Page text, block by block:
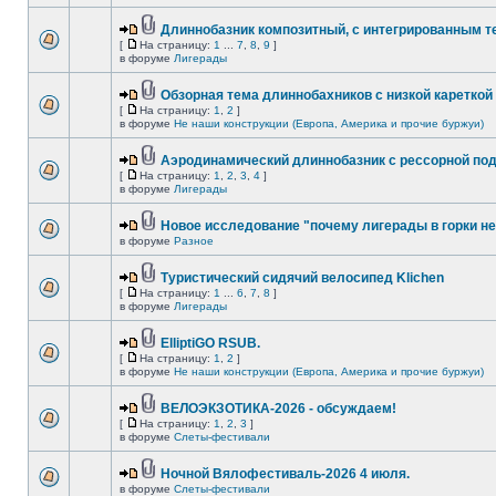
Длиннобазник композитный, с интегрированным
[ На страницу: 1 7 8 9 ]
в форуме Лигерады
Обзорная тема длиннобахников с низкой кареткой
[ На страницу: 1 2 ]
в форуме Не наши конструкции (Европа, Америка и прочие буржуи)
Аэродинамический длиннобазник с рессорной
[ На страницу: 1 2 3 4 ]
в форуме Лигерады
Новое исследование "почему лигерады в горки
в форуме Разное
Туристический сидячий велосипед Klichen
[ На страницу: 1 6 7 8 ]
в форуме Лигерады
ElliptiGO RSUB.
[ На страницу: 1 2 ]
в форуме Не наши конструкции (Европа, Америка и прочие буржуи)
ВЕЛОЭКЗОТИКА-2026 - обсуждаем!
[ На страницу: 1 2 3 ]
в форуме Слеты-фестивали
Ночной Вялофестиваль-2026 4 июля.
в форуме Слеты-фестивали